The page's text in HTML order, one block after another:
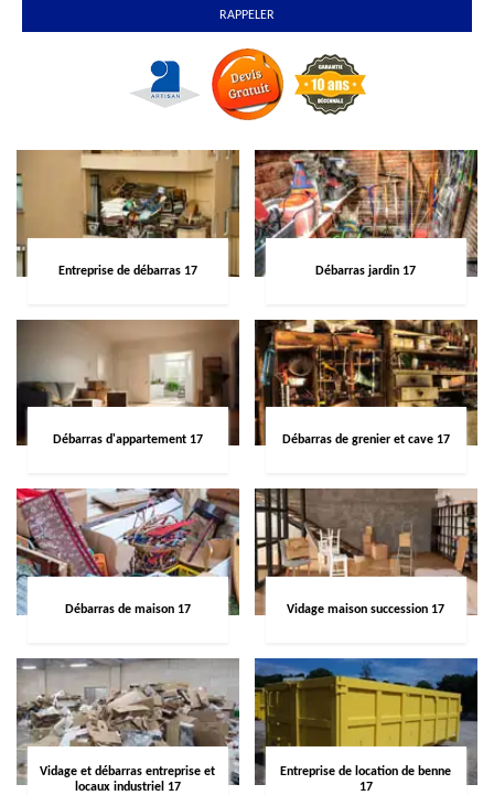
Entreprise de débarras 17 Débarras jardin 17
Débarras d'appartement 17 Débarras de grenier et cave 17
Débarras de maison 17 Vidage maison succession 17
Vidage et débarras entreprise et
locaux industriel 17
Entreprise de location de benne
17